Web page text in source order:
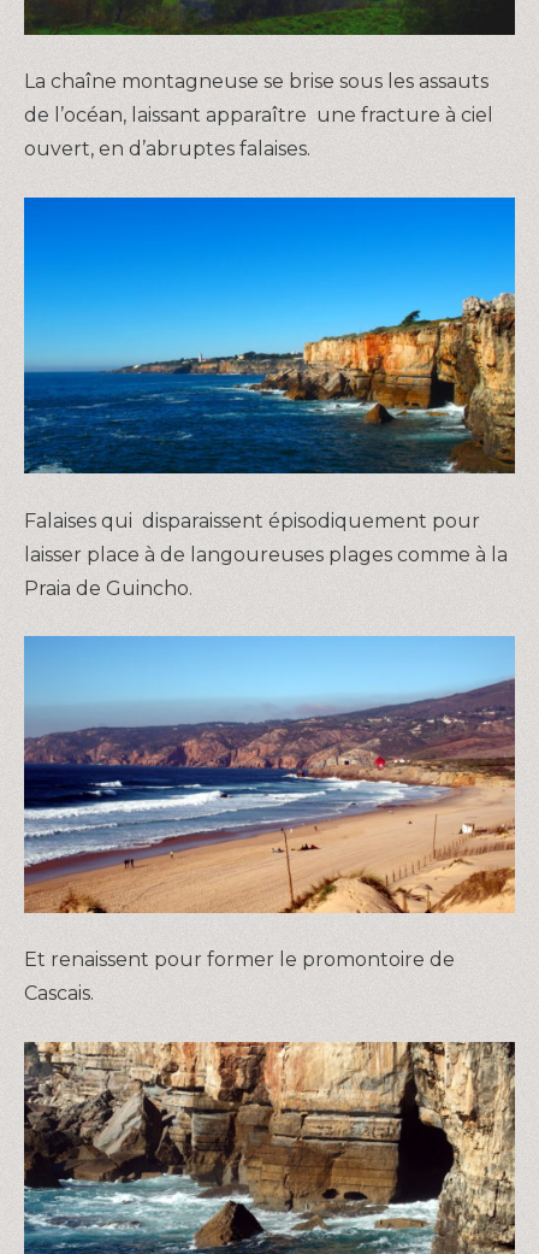
La chaîne montagneuse se brise sous les assauts
de l’océan, laissant apparaître une fracture à ciel
ouvert, en d’abruptes falaises.
Falaises qui disparaissent épisodiquement pour
laisser place à de langoureuses plages comme à la
Praia de Guincho.
Et renaissent pour former le promontoire de
Cascais.